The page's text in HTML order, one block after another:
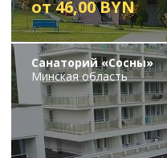
от 46,00 BYN
Санаторий «Сосны»
Минская область